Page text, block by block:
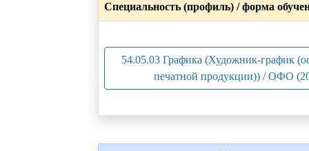
Специальность (профиль) / форма
54.05.03 Графика (Художник-график
печатной продукции)) / ОФО